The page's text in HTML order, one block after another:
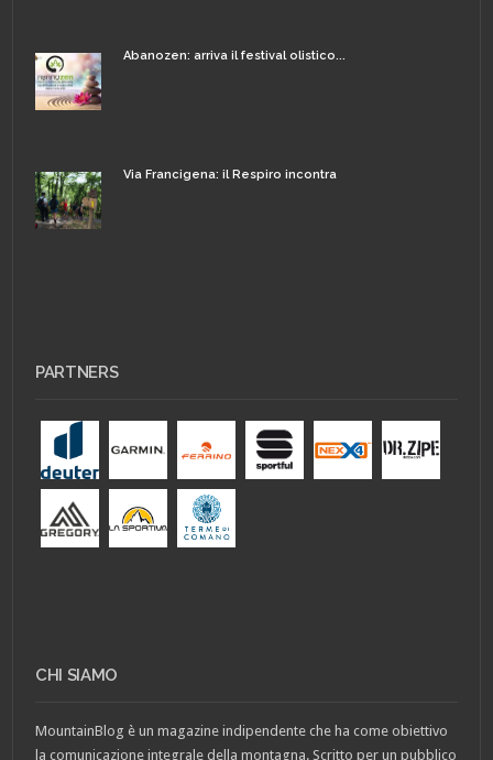
Abanozen: arriva il festival olistico...
Via Francigena: il Respiro incontra
PARTNERS
CHI SIAMO
MountainBlog è un magazine indipendente che ha come obiettivo
la comunicazione integrale della montagna. Scritto per un pubblico